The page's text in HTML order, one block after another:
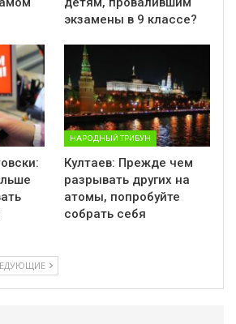
экзамены в 9 классе?
НАРОДНЫЙ ТРИБУН
Култаев: Прежде чем
разрывать других на
атомы, попробуйте
собрать себя